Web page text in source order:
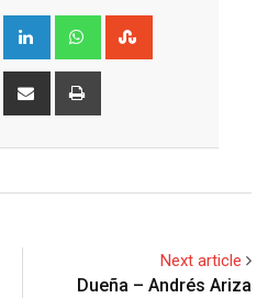
Google+ LinkedIn Whatsapp
Reddit
Share
Next article
Dueña – Andrés Ariza